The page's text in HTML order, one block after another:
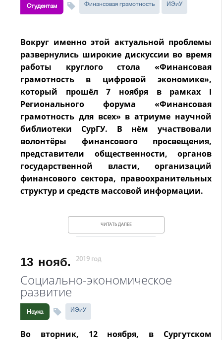
Студентам Финансовая грамотность ИЭиУ
Вокруг именно этой актуальной проблемы
развернулись широкие дискуссии во время
работы круглого стола «Финансовая
грамотность в цифровой экономике»,
который прошёл 7 ноября в рамках I
Регионального форума «Финансовая
грамотность для всех» в атриуме научной
библиотеки СурГУ. В нём участвовали
волонтёры финансового просвещения,
представители общественности, органов
государственной власти, организаций
финансового сектора, правоохранительных
структур и средств массовой информации.
ЧИТАТЬ ДАЛЕЕ
13 нояб. 2019 год
Социально-экономическое
развитие
Наука ИЭиУ
Во вторник, 12 ноября, в Сургутском